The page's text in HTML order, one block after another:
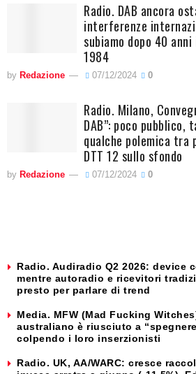
Radio. DAB ancora
interferenze
subiamo dopo 40
1984
by Redazione 07/12/2024 0
Radio. Milano,
DAB”: poco pubblico,
qualche polemica tra
DTT 12 sullo sfondo
by Redazione 07/12/2024 0
Radio. Audiradio Q2 2026: device
mentre autoradio e ricevitori
presto per parlare di trend
Media. MFW (Mad Fucking
australiano è riusciuto a
colpendo i loro inserzionisti
Radio. UK, AA/WARC: cresce